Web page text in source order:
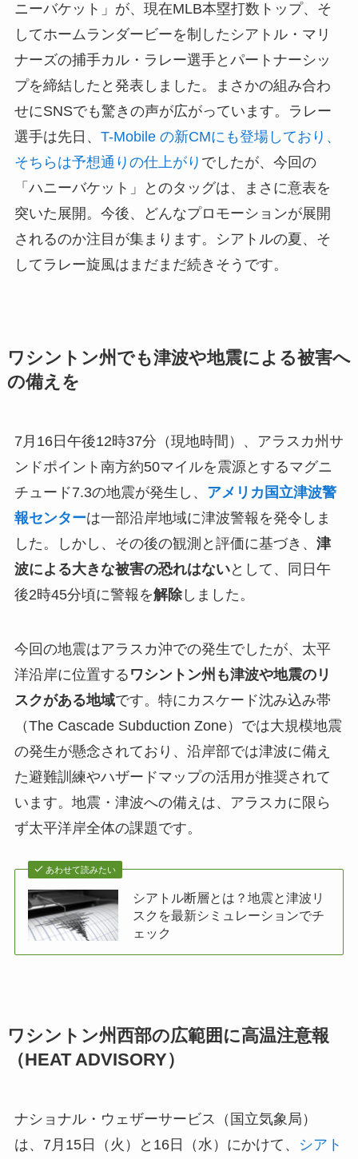
ニーバケット」が、現在MLB本塁打数トップ、そ
してホームランダービーを制したシアトル・マリ
ナーズの捕手カル・ラレー選手とパートナーシッ
プを締結したと発表しました。まさかの組み合わ
せにSNSでも驚きの声が広がっています。ラレー
選手は先日、 T-Mobile の新CMにも登場しており、
そちらは予想通りの仕上がり でしたが、今回の
「ハニーバケット」とのタッグは、まさに意表を
突いた展開。今後、どんなプロモーションが展開
されるのか注目が集まります。シアトルの夏、そ
してラレー旋風はまだまだ続きそうです。
ワシントン州でも津波や地震による被害へ
の備えを
7月16日午後12時37分（現地時間）、アラスカ州サ
ンドポイント南方約50マイルを震源とするマグニ
チュード7.3の地震が発生し、 アメリカ国立津波警
報センターは一部沿岸地域に津波警報を発令しま
した。しかし、その後の観測と評価に基づき、 津
波による大きな被害の恐れはないとして、同日午
後2時45分頃に警報を解除しました。
今回の地震はアラスカ沖での発生でしたが、太平
洋沿岸に位置する ワシントン州も津波や地震のリ
スクがある地域です。特にカスケード沈み込み帯
（The Cascade Subduction Zone）では大規模地震
の発生が懸念されており、沿岸部では津波に備え
た避難訓練やハザードマップの活用が推奨されて
います。地震・津波への備えは、アラスカに限ら
ず太平洋岸全体の課題です。
あわせて読みたい
シアトル断層とは？地震と津波リ
スクを最新シミュレーションでチ
ェック
ワシントン州西部の広範囲に高温注意報
（HEAT ADVISORY）
ナショナル・ウェザーサービス（国立気象局）
は、7月15日（火）と16日（水）にかけて、
シアト